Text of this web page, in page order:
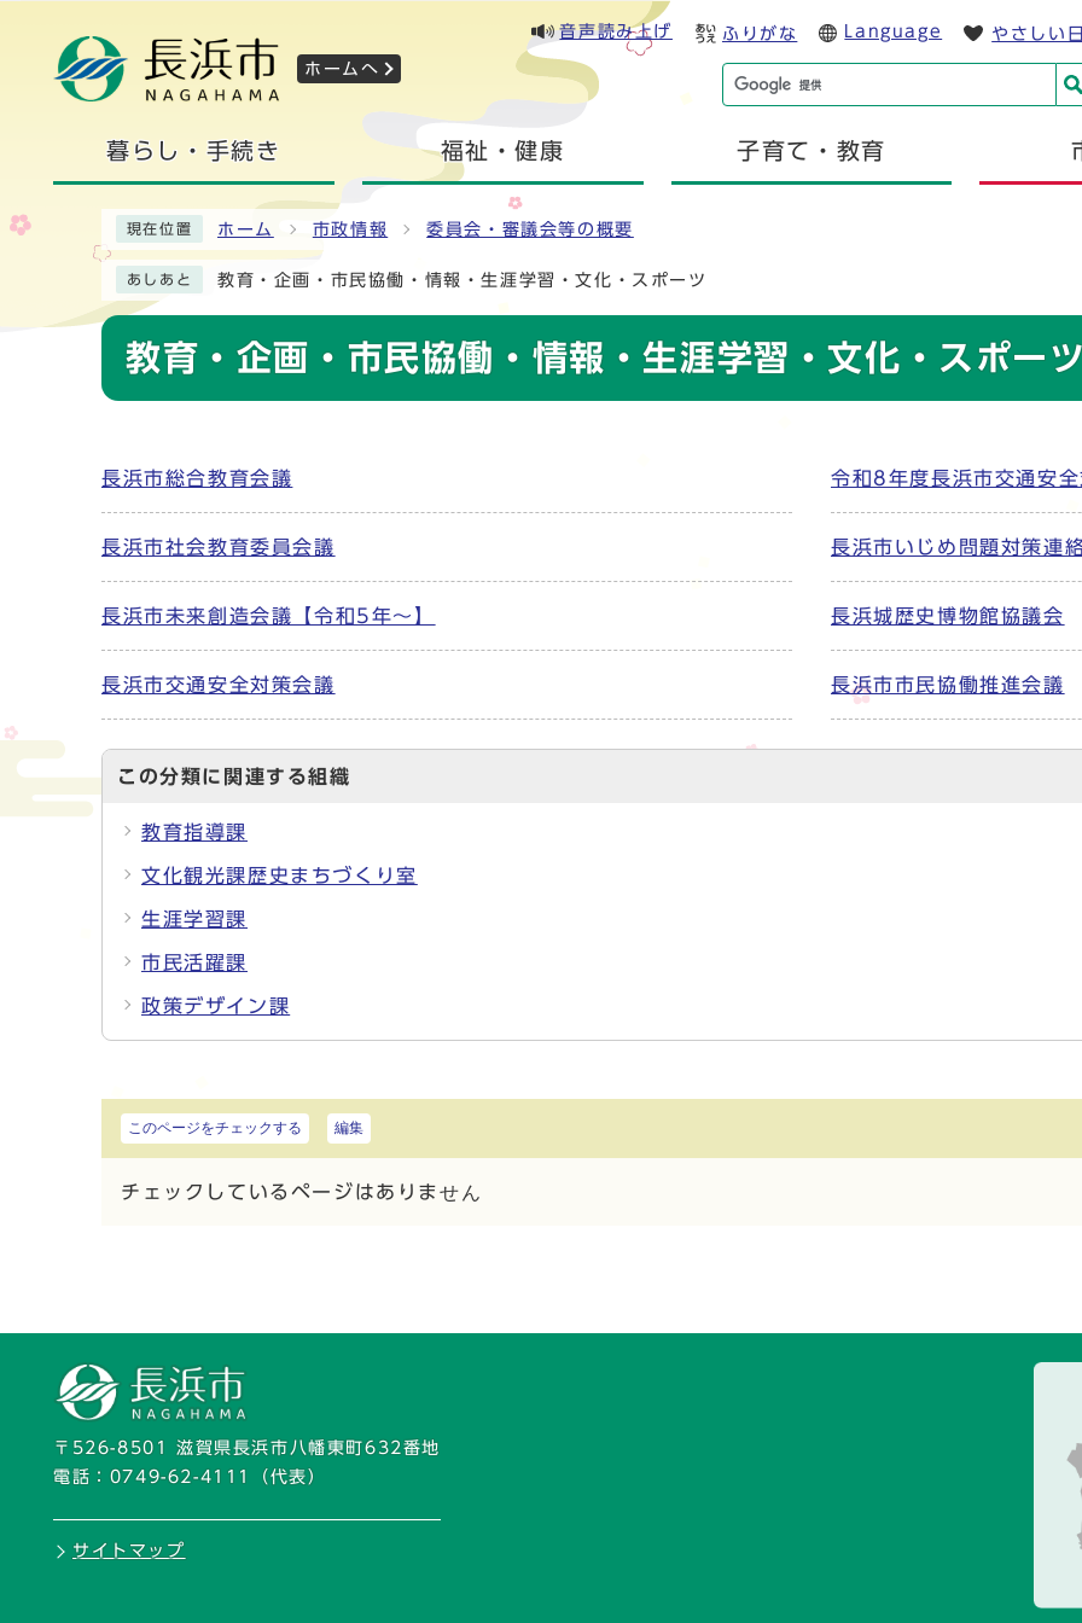
ホームへ
音声読み上げ ふりがな Language やさしい
暮らし・手続き 福祉・健康 子育て・教育
現在位置 ホーム 市政情報 委員会・審議会等の概要
あしあと 教育・企画・市民協働・情報・生涯学習・文化・スポーツ
教育・企画・市民協働・情報・生涯学習・文化・スポー
長浜市総合教育会議 令和8年度長浜市交通安
長浜市社会教育委員会議 長浜市いじめ問題対策連
長浜市未来創造会議【令和5年～】 長浜城歴史博物館協議会
長浜市交通安全対策会議 長浜市市民協働推進会議
この分類に関連する組織
教育指導課
文化観光課歴史まちづくり室
生涯学習課
市民活躍課
政策デザイン課
このページをチェックする 編集
チェックしているページはありません
〒526-8501 滋賀県長浜市八幡東町632番地
電話： 0749-62-4111 （代表）
サイトマップ